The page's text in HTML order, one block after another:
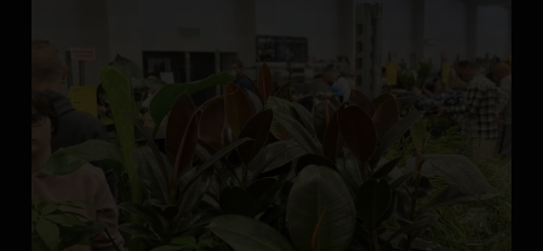
Enea Arena
20 dni temu
Jak jest na półkoloniach w Enea Arenie?
Trochę kreatywnie, trochę aktywnie i zawsze wesoło!
Zobacz więcej